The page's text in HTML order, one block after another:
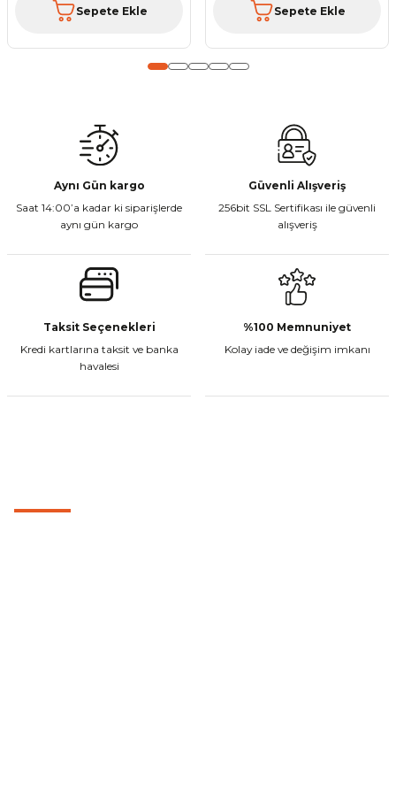
Sepete Ekle Sepete Ekle
Aynı Gün kargo
Saat 14:00’a kadar ki siparişlerde
aynı gün kargo
Güvenli Alışveriş
256bit SSL Sertifikası ile güvenli
alışveriş
Taksit Seçenekleri
Kredi kartlarına taksit ve banka
havalesi
%100 Memnuniyet
Kolay iade ve değişim imkanı